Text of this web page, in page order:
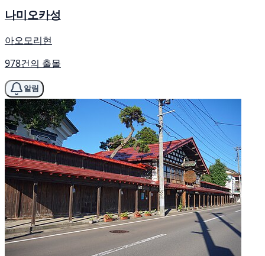
나미오카성
아오모리현
978건의 출몰
알림